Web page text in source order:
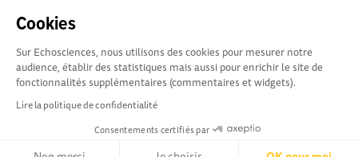
Cookies
Sur Echosciences, nous utilisons des cookies pour mesurer notre
audience, établir des statistiques mais aussi pour enrichir le site de
fonctionnalités supplémentaires (commentaires et widgets).
Lire la politique de confidentialité
Consentements certifiés par
soutien de nombreux acteurs locaux. Ce projet est cofinancé
l’Union européenne via les fonds européen de
développement régional. Science(s) en Occitanie est une
plateforme Echosciences by Amcsti.
Mentions légales|Politique de confidentialité
Ligne éditoriale